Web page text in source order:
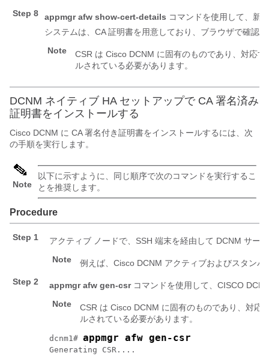
Step 8 appmgr afw show-cert-details コマンドを使用して、新
システムは、CA 証明書を用意しており、ブラウザで確認
Note
CSR は Cisco DCNM に固有のものであり、対応
ルされている必要があります。
DCNM ネイティブ HA セットアップで CA 署名済み
証明書をインストールする
Cisco DCNM に CA 署名付き証明書をインストールするには、次
の手順を実行します。
Note
以下に示すように、同じ順序で次のコマンドを実行するこ
とを推奨します。
Procedure
Step 1
アクティブ ノードで、SSH 端末を経由して DCNM サー
Note
例えば、Cisco DCNM アクティブおよびスタン
Step 2
appmgr afw gen-csr コマンドを使用して、CISCO
Note
CSR は Cisco DCNM に固有のものであり、対応
ルされている必要があります。
dcnm1# appmgr afw gen-csr
Generating CSR....